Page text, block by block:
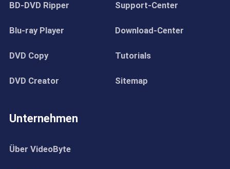
BD-DVD Ripper
Blu-ray Player
DVD Copy
DVD Creator
Support-Center
Download-Center
Tutorials
Sitemap
Unternehmen
Über VideoByte